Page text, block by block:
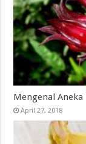
Mengenal
April 27, 2018